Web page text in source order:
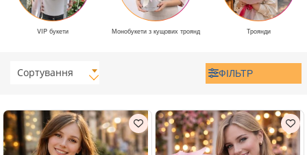
VIP букети Монобукети з кущових троянд Троянди
Сортування ФІЛЬТР